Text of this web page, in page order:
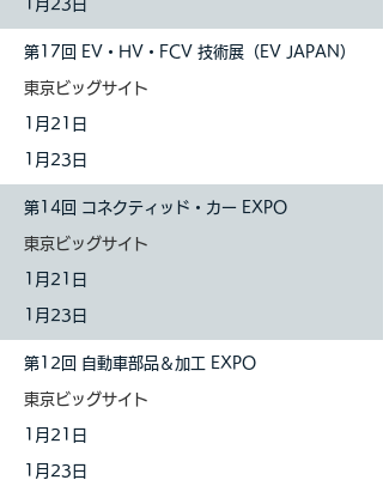
1月23日
第17回 EV・HV・FCV 技術展（EV JAPAN）
東京ビッグサイト
1 月21日
1月23日
第14回 コネクティッド・カー EXPO
東京ビッグサイト
1 月21日
1月23日
第12回 自動車部品＆加工 EXPO
東京ビッグサイト
1 月21日
1月23日